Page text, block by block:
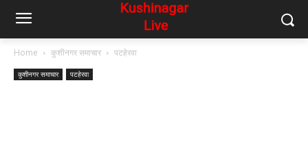
Home कुशीनगर समाचार पटहेरवा
कुशीनगर समाचार पटहेरवा